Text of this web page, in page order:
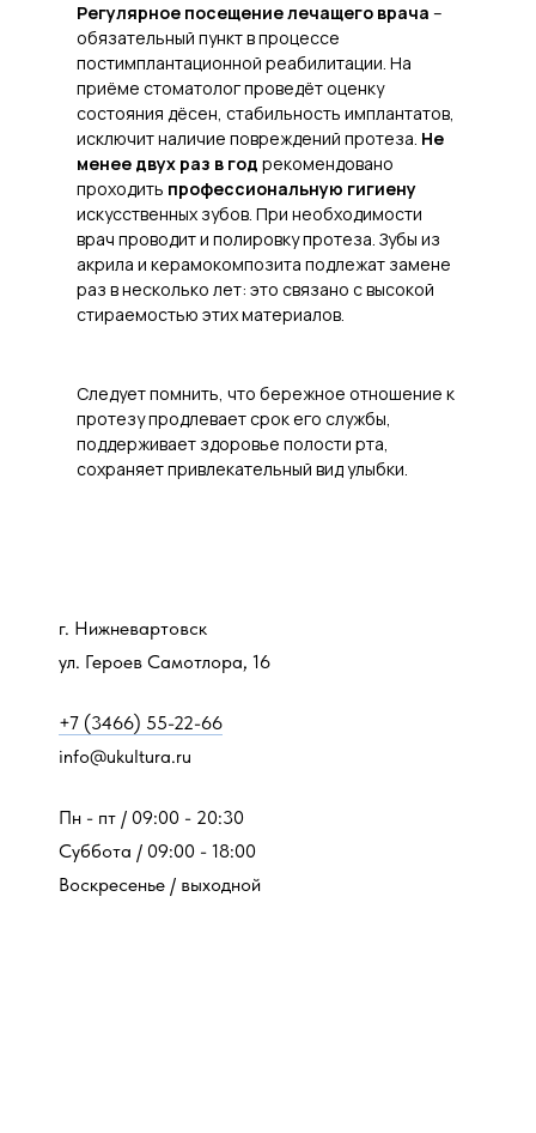
Регулярное посещение лечащего врача –
обязательный пункт в процессе
постимплантационной реабилитации. На
приёме стоматолог проведёт оценку
состояния дёсен, стабильность имплантатов,
исключит наличие повреждений протеза. Не
менее двух раз в год рекомендовано
проходить профессиональную гигиену
искусственных зубов. При необходимости
врач проводит и полировку протеза. Зубы из
акрила и керамокомпозита подлежат замене
раз в несколько лет: это связано с высокой
стираемостью этих материалов.
Следует помнить, что бережное отношение к
протезу продлевает срок его службы,
поддерживает здоровье полости рта,
сохраняет привлекательный вид улыбки.
+7 (3466) 55-22-66
info@ukultura.ru
Пн - пт / 09:00 - 20:30
г. Нижневартовск
Суббота / 09:00 - 18:00
Воскресенье / выходной
ул. Героев Самотлора, 16